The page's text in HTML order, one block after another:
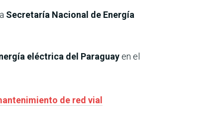
Secretaría Nacional de Energía
eléctrica del Paraguay en el
de red vial